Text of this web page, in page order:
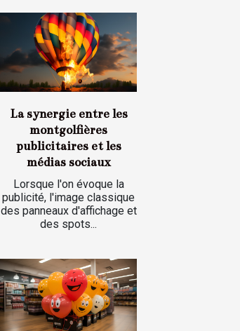
La synergie entre les
montgolfières
publicitaires et les
médias sociaux
Lorsque l'on évoque la
publicité, l'image classique
des panneaux d'affichage et
des spots...